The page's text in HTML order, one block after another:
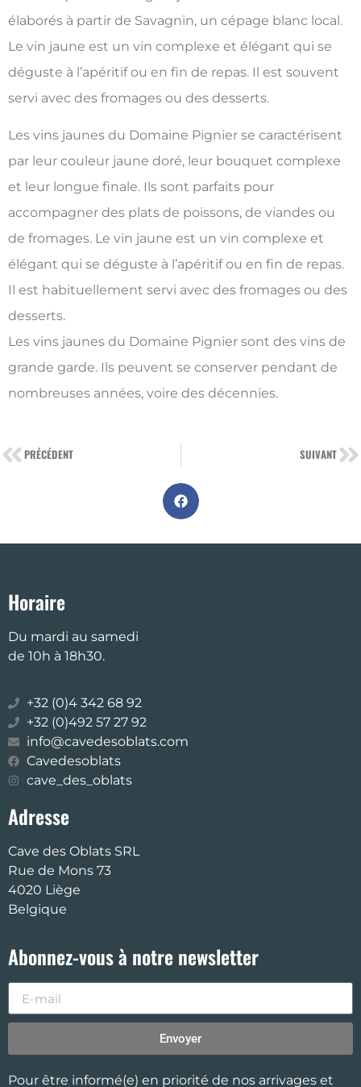
élaborés à partir de Savagnin, un cépage blanc local.
Le vin jaune est un vin complexe et élégant qui se
déguste à l’apéritif ou en fin de repas. Il est souvent
servi avec des fromages ou des desserts.
Les vins jaunes du Domaine Pignier se caractérisent
par leur couleur jaune doré, leur bouquet complexe
et leur longue finale. Ils sont parfaits pour
accompagner des plats de poissons, de viandes ou
de fromages. Le vin jaune est un vin complexe et
élégant qui se déguste à l’apéritif ou en fin de repas.
Il est habituellement servi avec des fromages ou des
desserts.
Les vins jaunes du Domaine Pignier sont des vins de
grande garde. Ils peuvent se conserver pendant de
nombreuses années, voire des décennies.
PRÉCÉDENT SUIVANT
Horaire
Du mardi au samedi
de 10h à 18h30.
+32 (0)4 342 68 92
+32 (0)492 57 27 92
info@cavedesoblats.com
Cavedesoblats
cave_des_oblats
Adresse
Cave des Oblats SRL
Rue de Mons 73
4020 Liège
Belgique
Abonnez-vous à notre newsletter
Envoyer
Pour être informé(e) en priorité de nos arrivages et